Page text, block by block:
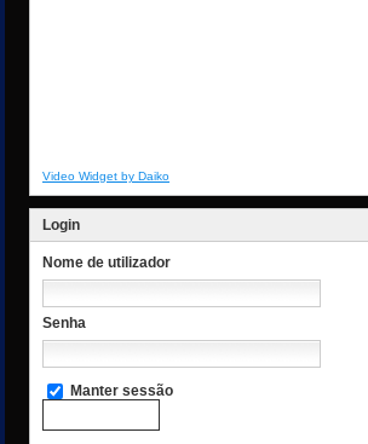
Video Widget by Daiko
Login
Nome de utilizador
Senha
Manter sessão